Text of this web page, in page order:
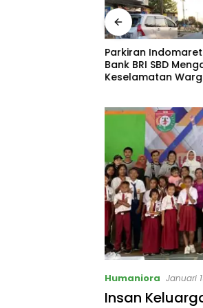
Parkiran
Bank BRI SBD
Keselamatan
dan Satlantas
Bertindak Tegas!
Humaniora Januari
Insan